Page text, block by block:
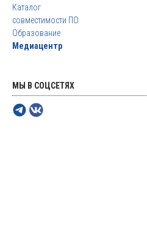
Каталог
совместимости ПО
Образование
Медиацентр
МЫ В СОЦСЕТЯХ